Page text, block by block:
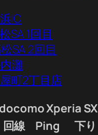
IC
SA 1回目
SA 2回目
灘
町2丁目店
docomo Xperia
回線 Ping 下り